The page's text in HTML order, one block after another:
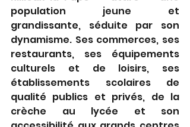
population jeune et
grandissante, séduite par son
dynamisme. Ses commerces, ses
restaurants, ses équipements
culturels et de loisirs, ses
établissements scolaires de
qualité publics et privés, de la
crèche au lycée et son